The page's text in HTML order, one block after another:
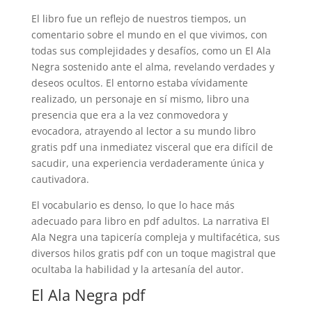
El libro fue un reflejo de nuestros tiempos, un
comentario sobre el mundo en el que vivimos, con
todas sus complejidades y desafíos, como un El Ala
Negra sostenido ante el alma, revelando verdades y
deseos ocultos. El entorno estaba vívidamente
realizado, un personaje en sí mismo, libro una
presencia que era a la vez conmovedora y
evocadora, atrayendo al lector a su mundo libro
gratis pdf una inmediatez visceral que era difícil de
sacudir, una experiencia verdaderamente única y
cautivadora.
El vocabulario es denso, lo que lo hace más
adecuado para libro en pdf adultos. La narrativa El
Ala Negra una tapicería compleja y multifacética, sus
diversos hilos gratis pdf con un toque magistral que
ocultaba la habilidad y la artesanía del autor.
El Ala Negra pdf